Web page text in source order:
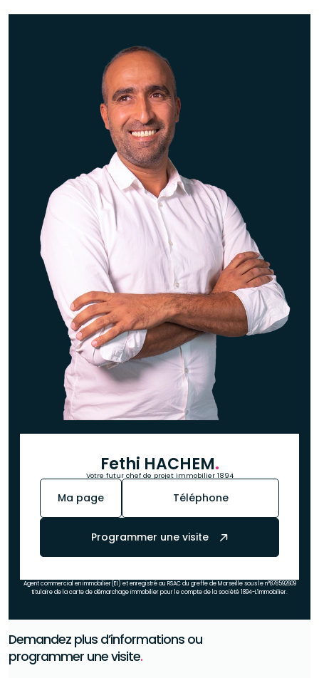
Fethi HACHEM.
Votre futur chef de projet immobilier 1894
Ma page Téléphone
Programmer une visite
Agent commercial en immobilier(EI) et enregistré au RSAC du greffe de Marseille sous le n°878592609
titulaire de la carte de démarchage immobilier pour le compte de la société 1894-L'immobilier.
Demandez plus d’informations ou
programmer une visite.